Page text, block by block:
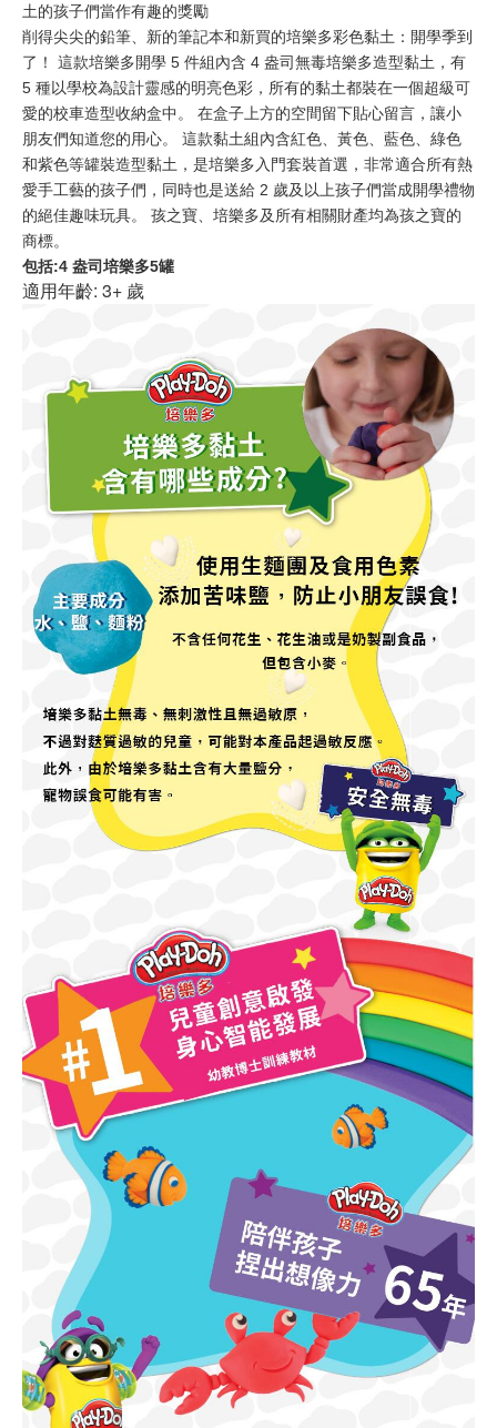
土的孩子們當作有趣的獎勵
削得尖尖的鉛筆、新的筆記本和新買的培樂多彩色黏土：開學季到
了！ 這款培樂多開學 5 件組內含 4 盎司無毒培樂多造型黏土，有
5 種以學校為設計靈感的明亮色彩，所有的黏土都裝在一個超級可
愛的校車造型收納盒中。 在盒子上方的空間留下貼心留言，讓小
朋友們知道您的用心。 這款黏土組內含紅色、黃色、藍色、綠色
和紫色等罐裝造型黏土，是培樂多入門套裝首選，非常適合所有熱
愛手工藝的孩子們，同時也是送給 2 歲及以上孩子們當成開學禮物
的絕佳趣味玩具。 孩之寶、培樂多及所有相關財產均為孩之寶的
商標。
包括:4 盎司培樂多5罐
適用年齡: 3+ 歲